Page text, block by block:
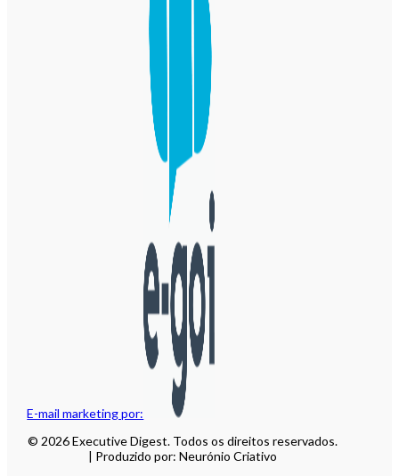
E-mail marketing por:
© 2026 Executive Digest. Todos os direitos reservados.
| Produzido por: Neurónio Criativo